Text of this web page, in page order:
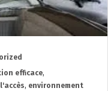
efficace,
, environnement